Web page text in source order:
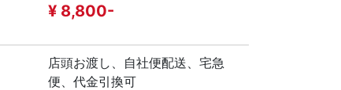
¥ 8,800-
店頭お渡し、自社便配送、宅急
便、代金引換可